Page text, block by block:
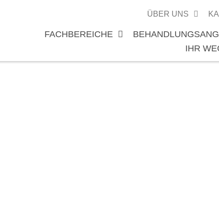
ÜBER UNS
FACHBEREICHE
IHR